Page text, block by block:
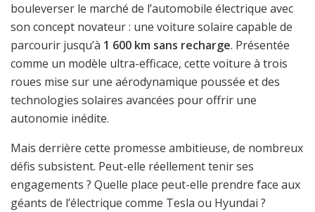
bouleverser le marché de l’automobile électrique avec
son concept novateur : une voiture solaire capable de
parcourir jusqu’à 1 600 km sans recharge. Présentée
comme un modèle ultra-efficace, cette voiture à trois
roues mise sur une aérodynamique poussée et des
technologies solaires avancées pour offrir une
autonomie inédite.
Mais derrière cette promesse ambitieuse, de nombreux
défis subsistent. Peut-elle réellement tenir ses
engagements ? Quelle place peut-elle prendre face aux
géants de l’électrique comme Tesla ou Hyundai ?